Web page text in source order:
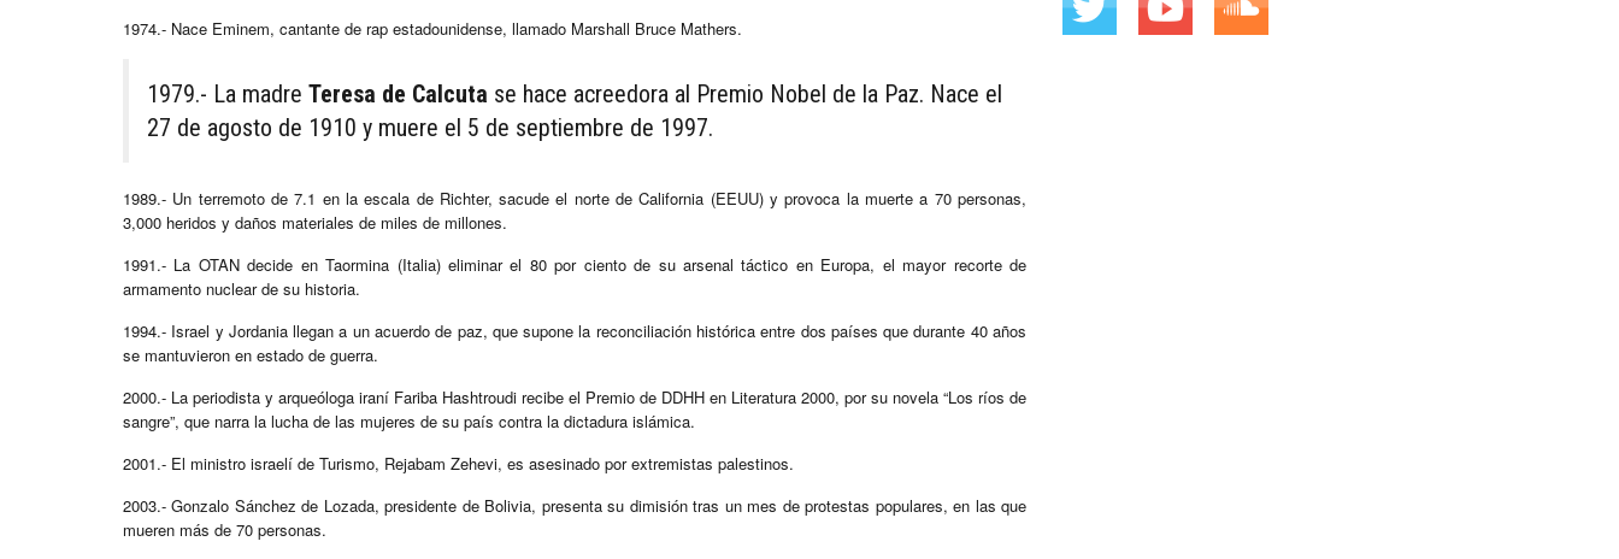
1974.- Nace Eminem, cantante de rap estadounidense, llamado Marshall Bruce Mathers.
1979.- La madre Teresa de Calcuta se hace acreedora al Premio Nobel de la Paz. Nace el
27 de agosto de 1910 y muere el 5 de septiembre de 1997.
1989.- Un terremoto de 7.1 en la escala de Richter, sacude el norte de California (EEUU) y provoca la muerte a 70 personas,
3,000 heridos y daños materiales de miles de millones.
1991.- La OTAN decide en Taormina (Italia) eliminar el 80 por ciento de su arsenal táctico en Europa, el mayor recorte de
armamento nuclear de su historia.
1994.- Israel y Jordania llegan a un acuerdo de paz, que supone la reconciliación histórica entre dos países que durante 40 años
se mantuvieron en estado de guerra.
2000.- La periodista y arqueóloga iraní Fariba Hashtroudi recibe el Premio de DDHH en Literatura 2000, por su novela “Los ríos de
sangre”, que narra la lucha de las mujeres de su país contra la dictadura islámica.
2001.- El ministro israelí de Turismo, Rejabam Zehevi, es asesinado por extremistas palestinos.
2003.- Gonzalo Sánchez de Lozada, presidente de Bolivia, presenta su dimisión tras un mes de protestas populares, en las que
mueren más de 70 personas.